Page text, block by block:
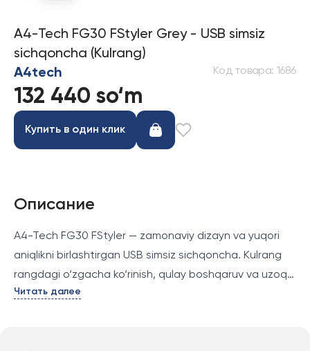
A4-Tech FG30 FStyler Grey - USB simsiz
sichqoncha (Kulrang)
A4tech
Код товара: 1686
132 440 so‘m
Купить в один клик
Описание
A4-Tech FG30 FStyler — zamonaviy dizayn va yuqori
aniqlikni birlashtirgan USB simsiz sichqoncha. Kulrang
rangdagi o‘zgacha ko‘rinish, qulay boshqaruv va uzoq
masofaga ishlash imkoniyatlari bilan ta’minlaydi.
Читать далее